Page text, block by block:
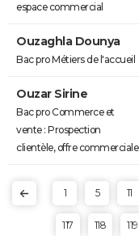
espace commercial
Ouzaghla Dounya
Bac pro Métiers de l'accueil
Ouzar Sirine
Bac pro Commerce et
vente : Prospection
clientèle, offre commerciale
1 5 11
117 118 119